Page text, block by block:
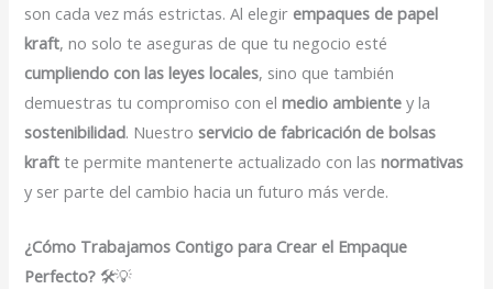
son cada vez más estrictas. Al elegir empaques de papel
kraft, no solo te aseguras de que tu negocio esté
cumpliendo con las leyes locales, sino que también
demuestras tu compromiso con elmedio ambiente y la
sostenibilidad. Nuestroservicio de fabricación de bolsas
kraft te permite mantenerte actualizado con lasnormativas
y ser parte del cambio hacia un futuro más verde.
¿Cómo Trabajamos Contigo para Crear el Empaque
Perfecto? 🛠️💡